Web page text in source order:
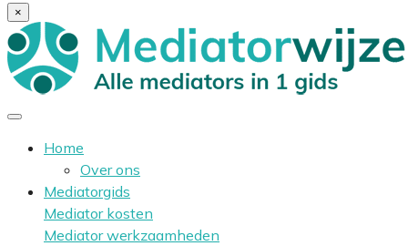
×
Home
Over ons
Mediatorgids
Mediator kosten
Mediator werkzaamheden